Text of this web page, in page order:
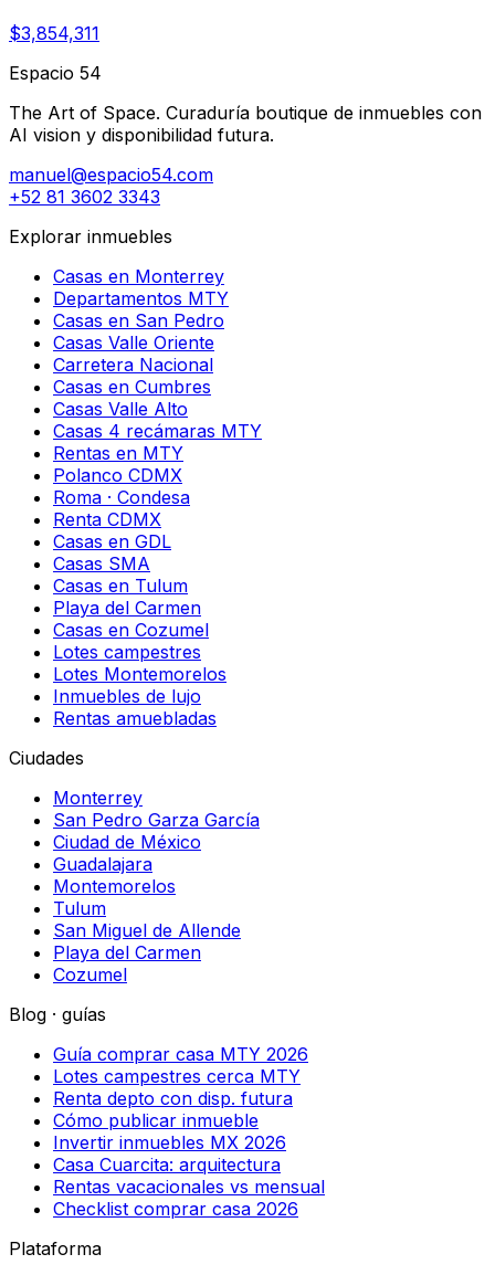
$3,854,311
Espacio 54
The Art of Space. Curaduría boutique de inmuebles con
AI vision y disponibilidad futura.
manuel@espacio54.com
+52 81 3602 3343
Explorar inmuebles
Casas en Monterrey
Departamentos MTY
Casas en San Pedro
Casas Valle Oriente
Carretera Nacional
Casas en Cumbres
Casas Valle Alto
Casas 4 recámaras MTY
Rentas en MTY
Polanco CDMX
Roma · Condesa
Renta CDMX
Casas en GDL
Casas SMA
Casas en Tulum
Playa del Carmen
Casas en Cozumel
Lotes campestres
Lotes Montemorelos
Inmuebles de lujo
Rentas amuebladas
Ciudades
Monterrey
San Pedro Garza García
Ciudad de México
Guadalajara
Montemorelos
Tulum
San Miguel de Allende
Playa del Carmen
Cozumel
Blog · guías
Guía comprar casa MTY 2026
Lotes campestres cerca MTY
Renta depto con disp. futura
Cómo publicar inmueble
Invertir inmuebles MX 2026
Casa Cuarcita: arquitectura
Rentas vacacionales vs mensual
Checklist comprar casa 2026
Plataforma